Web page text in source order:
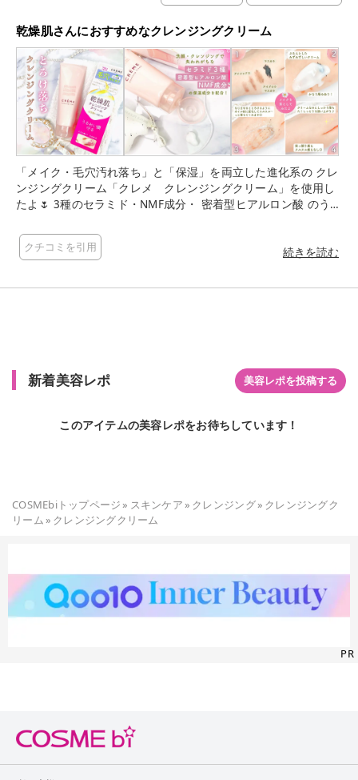
乾燥肌さんにおすすめなクレンジングクリーム
「メイク・毛穴汚れ落ち」と「保湿」を両立した進化系の クレ
ンジングクリーム「クレメ クレンジングクリーム」を使用し
たよ🌷 3種のセラミド・NMF成分・ 密着型ヒアルロン酸 のうる
燥に悩んでる方に ぜひ試して欲しいクレンジングです🤍✨ ●使
用感 ぷるんとしたみずみずしいクリーム。 クリームだから落ち
なじませると とろけるようにオイル状に変化して、 スルスル〜
間入りしそうです☺️ ぜひ使ってみてくださいね💐 少しでも皆さ
クチコミを引用 続きを読む
新着美容レポ 美容レポを投稿する
このアイテムの美容レポをお待ちしています！
COSMEbiトップページ» スキンケア» クレンジング» クレンジングク
リーム» クレンジングクリーム
PR